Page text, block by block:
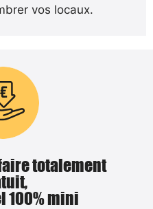
vos locaux.
totalement
100% mini